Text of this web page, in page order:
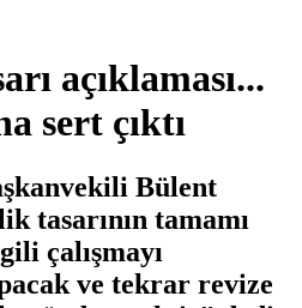
açıklaması...
sert çıktı
Bülent
tasarının tamamı
çalışmayı
ve tekrar revize